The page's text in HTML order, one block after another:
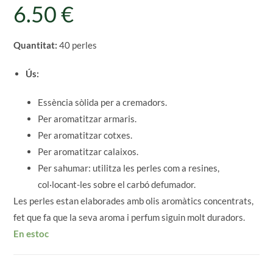
6.50€
Quantitat: 40 perles
Ús:
Essència sòlida per a cremadors.
Per aromatitzar armaris.
Per aromatitzar cotxes.
Per aromatitzar calaixos.
Per sahumar: utilitza les perles com a resines,
col·locant-les sobre el carbó defumador.
Les perles estan elaborades amb olis aromàtics concentrats,
fet que fa que la seva aroma i perfum siguin molt duradors.
En estoc